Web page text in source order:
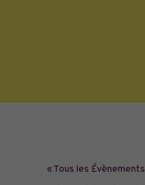
« Tous les Évènements